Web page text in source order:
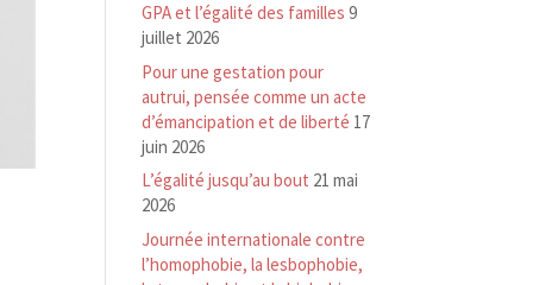
GPA et l’égalité des familles 9
juillet 2026
Pour une gestation pour
autrui, pensée comme un acte
d’émancipation et de liberté 17
juin 2026
L’égalité jusqu’au bout 21 mai
2026
Journée internationale contre
l’homophobie, la lesbophobie,